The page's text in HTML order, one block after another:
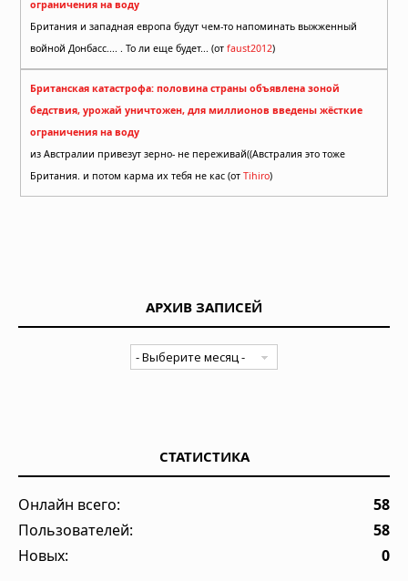
ограничения на воду
Британия и западная европа будут чем-то напоминать выжженный
войной Донбасс.... . То ли еще будет... (от faust2012)
Британская катастрофа: половина страны объявлена зоной
бедствия, урожай уничтожен, для миллионов введены жёсткие
ограничения на воду
из Австралии привезут зерно- не переживай((Австралия это тоже
Британия. и потом карма их тебя не кас (от Tihiro)
АРХИВ ЗАПИСЕЙ
СТАТИСТИКА
Онлайн всего:
58
Пользователей:
58
Новых:
0